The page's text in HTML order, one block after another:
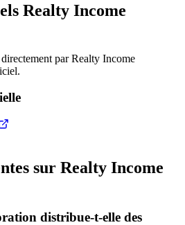
Realty Income
par Realty Income
sur Realty Income
distribue-t-elle des